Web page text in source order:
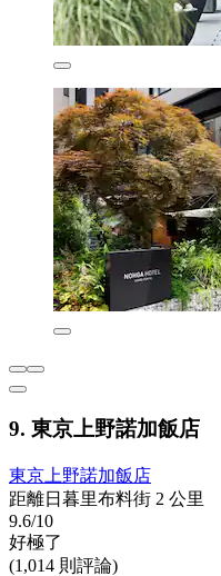
9. 東京上野諾加飯店
東京上野諾加飯店
距離日暮里布料街 2 公里
9.6/10
好極了
(1,014 則評論)